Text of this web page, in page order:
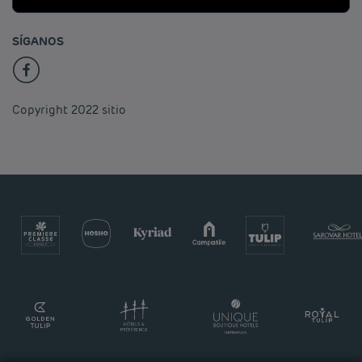
SÍGANOS
Copyright 2022 sitio